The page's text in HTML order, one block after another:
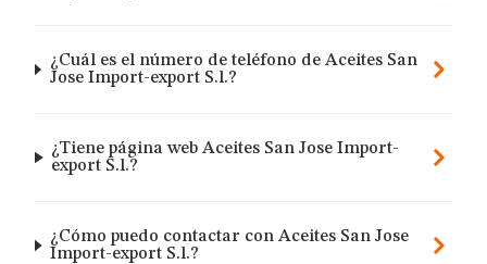
¿Cuál es el número de teléfono de Aceites San
Jose Import-export S.l.?
¿Tiene página web Aceites San Jose Import-
export S.l.?
¿Cómo puedo contactar con Aceites San Jose
Import-export S.l.?